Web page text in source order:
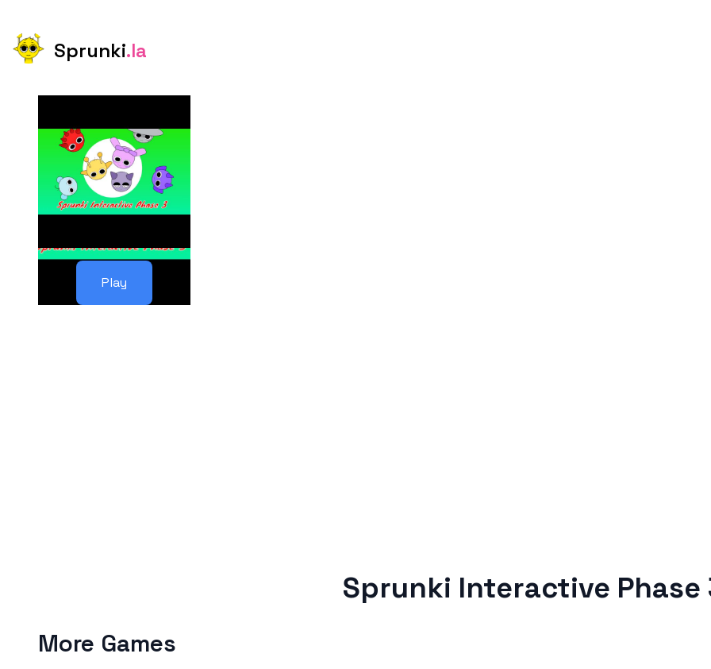
Sprunki.la
Play
Sprunki Interactive Phase
More Games